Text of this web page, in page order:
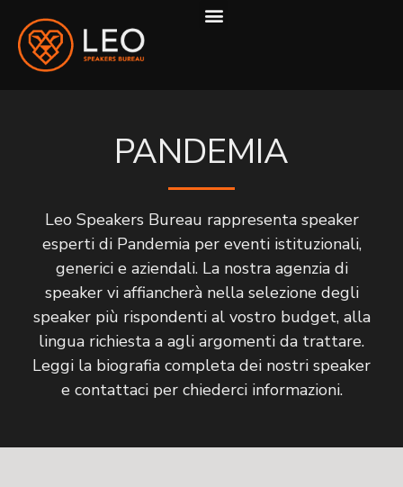
PANDEMIA
Leo Speakers Bureau rappresenta speaker
esperti di Pandemia per eventi istituzionali,
generici e aziendali. La nostra agenzia di
speaker vi affiancherà nella selezione degli
speaker più rispondenti al vostro budget, alla
lingua richiesta a agli argomenti da trattare.
Leggi la biografia completa dei nostri speaker
e contattaci per chiederci informazioni.